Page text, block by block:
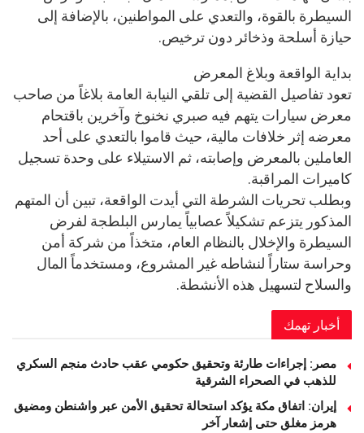
السيطرة بالقوة، والتعدي على المواطنين، بالإضافة إلى
حيازة أسلحة وذخائر دون ترخيص.
بداية الواقعة وبلاغ المعرض
تعود تفاصيل القضية إلى تلقي النيابة العامة بلاغاً من صاحب
معرض سيارات يتهم فيه صبري نخنوخ وآخرين باقتحام
معرضه إثر خلافات مالية، حيث قاموا بالتعدي على أحد
العاملين بالمعرض وإصابته، ثم الاستيلاء على وحدة تسجيل
كاميرات المراقبة.
وبطلب تحريات الشرطة التي أيدت الواقعة، تبين أن المتهم
المذكور يتزعم تشكيلاً عصابياً يمارس البلطجة لفرض
السيطرة والإخلال بالنظام العام، متخذاً من شركة أمن
وحراسة ستاراً لنشاطه غير المشروع، ومستخدماً المال
والسلاح لتسهيل هذه الأنشطة.
أخبار تهمك
مصر: إجراءات طارئة وتحقيق حكومي عقب حادث منجم السكري
للذهب في الصحراء الشرقية
إيران: اتفاق مكة يؤكد استحالة تحقيق الأمن عبر واشنطن ومضيق
هرمز مغلق حتى إشعار آخر